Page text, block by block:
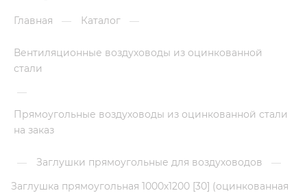
Главная — Каталог —
Вентиляционные воздуховоды из оцинкованной
стали
—
Прямоугольные воздуховоды из оцинкованной стали
на заказ
— Заглушки прямоугольные для воздуховодов
—
Заглушка прямоугольная 1000х1200 [30] (оцинкованная